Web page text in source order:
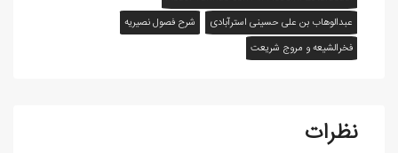
عبدالوهاب بن علی حسينی استرآبادی
شرح فصول نصیریه
فخرالشیعه و مروج شریعت
نظرات